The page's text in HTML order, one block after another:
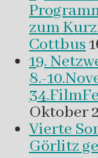
zum
Cottbus
19.
8.-
Oktober
Vierte
Görlitz